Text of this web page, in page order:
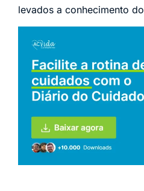
levados a conhecimento